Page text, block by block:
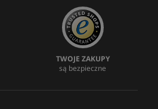
TWOJE ZAKUPY
są bezpieczne